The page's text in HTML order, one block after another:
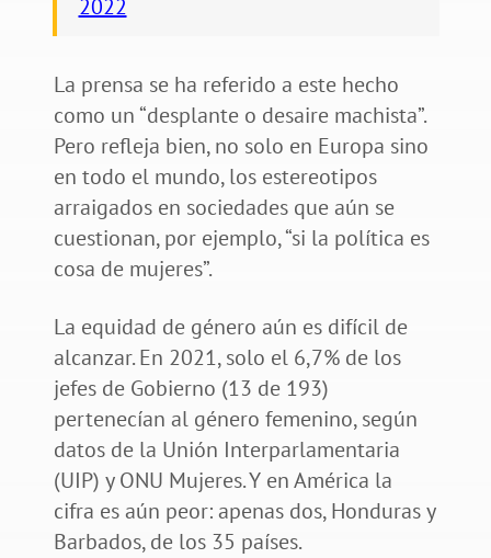
2022
La prensa se ha referido a este hecho
como un “desplante o desaire machista”.
Pero refleja bien, no solo en Europa sino
en todo el mundo, los estereotipos
arraigados en sociedades que aún se
cuestionan, por ejemplo, “si la política es
cosa de mujeres”.
La equidad de género aún es difícil de
alcanzar. En 2021, solo el 6,7% de los
jefes de Gobierno (13 de 193)
pertenecían al género femenino, según
datos de la Unión Interparlamentaria
(UIP) y ONU Mujeres. Y en América la
cifra es aún peor: apenas dos, Honduras y
Barbados, de los 35 países.